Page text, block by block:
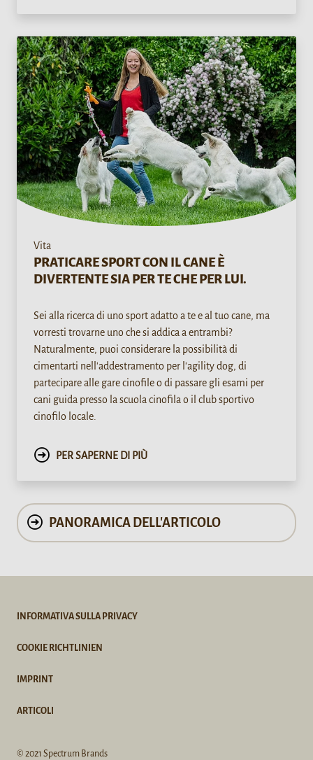
Vita
PRATICARE SPORT CON IL CANE È
DIVERTENTE SIA PER TE CHE PER LUI.
Sei alla ricerca di uno sport adatto a te e al tuo cane, ma
vorresti trovarne uno che si addica a entrambi?
Naturalmente, puoi considerare la possibilità di
cimentarti nell'addestramento per l'agility dog, di
partecipare alle gare cinofile o di passare gli esami per
cani guida presso la scuola cinofila o il club sportivo
cinofilo locale.
PER SAPERNE DI PIÙ
PANORAMICA DELL'ARTICOLO
INFORMATIVA SULLA PRIVACY
COOKIE RICHTLINIEN
IMPRINT
ARTICOLI
© 2021 Spectrum Brands